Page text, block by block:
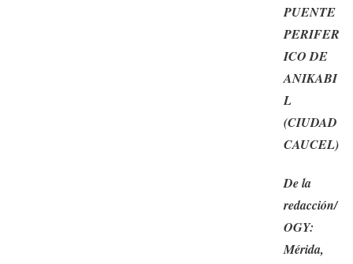
PUENTE
PERIFER
ICO DE
ANIKABI
L
(CIUDAD
CAUCEL)
De la
redacción/
OGY:
Mérida,